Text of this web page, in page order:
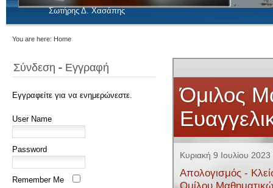
Σωτήρης Δ. Χασάπης
You are here: Home
Σύνδεση - Εγγραφή
Εγγραφείτε για να ενημερώνεστε.
User Name
Password
Remember Me